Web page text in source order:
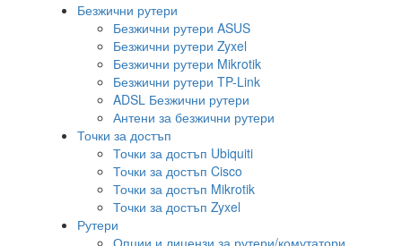
Безжични рутери
Безжични рутери ASUS
Безжични рутери Zyxel
Безжични рутери Mikrotik
Безжични рутери TP-Link
ADSL Безжични рутери
Антени за безжични рутери
Точки за достъп
Точки за достъп Ubiquiti
Точки за достъп Cisco
Точки за достъп Mikrotik
Точки за достъп Zyxel
Рутери
Опции и лицензи за рутери/комутатори